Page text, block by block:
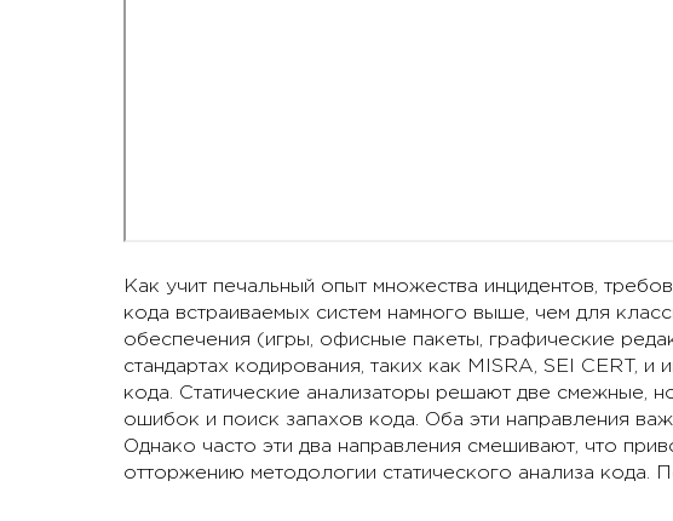
Как учит печальный опыт множества инцидентов,
кода встраиваемых систем намного выше, чем для
обеспечения (игры, офисные пакеты, графические
стандартах кодирования, таких как MISRA, SEI CERT, и
кода. Статические анализаторы решают две смежные,
ошибок и поиск запахов кода. Оба эти направления
Однако часто эти два направления смешивают, что
отторжению методологии статического анализа кода.